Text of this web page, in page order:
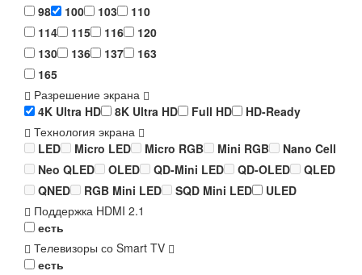
98
100 103
110
114
115 116
120
130
136 137
163
165
Разрешение экрана
4K Ultra HD
8K Ultra HD Full HD
HD-Ready
Технология экрана
LED
Micro LED Micro RGB Mini RGB
Nano Cell
Neo QLED
OLED QD-Mini LED QD-OLED
QLED
QNED
RGB Mini LED SQD Mini LED
ULED
Поддержка HDMI 2.1
есть
Телевизоры со Smart TV
есть